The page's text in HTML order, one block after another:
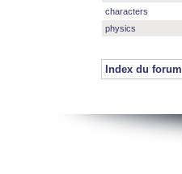
characters
physics
Index du forum